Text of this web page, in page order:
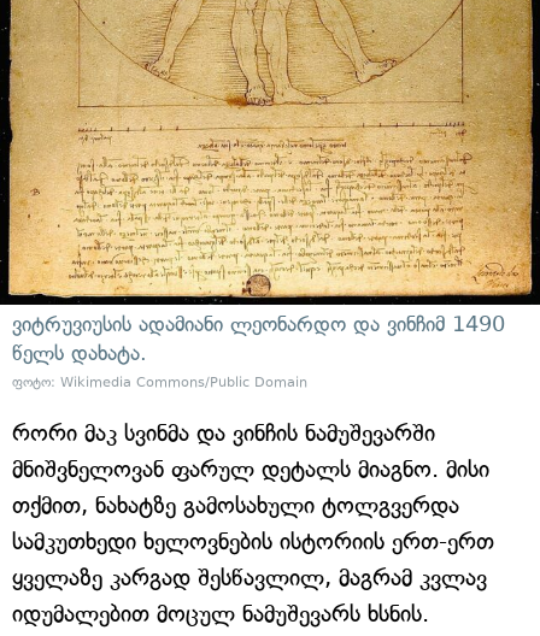
ვიტრუვიუსის ადამიანი ლეონარდო და ვინჩიმ 1490
წელს დახატა.
ფოტო: Wikimedia Commons/Public Domain
რორი მაკ სვინმა და ვინჩის ნამუშევარში
მნიშვნელოვან ფარულ დეტალს მიაგნო. მისი
თქმით, ნახატზე გამოსახული ტოლგვერდა
სამკუთხედი ხელოვნების ისტორიის ერთ-ერთ
ყველაზე კარგად შესწავლილ, მაგრამ კვლავ
იდუმალებით მოცულ ნამუშევარს ხსნის.